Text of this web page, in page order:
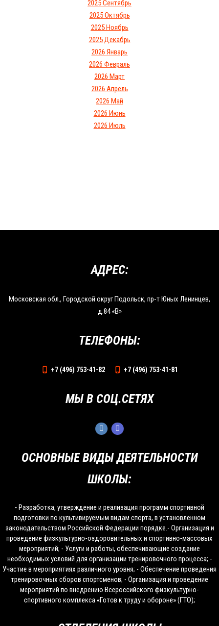
2025 Сентябрь
2025 Октябрь
2025 Ноябрь
2025 Декабрь
2026 Январь
2026 Февраль
2026 Март
2026 Апрель
2026 Май
2026 Июнь
2026 Июль
ОСНОВНЫЕ ВИДЫ ДЕЯТЕЛЬНОСТИ
ШКОЛЫ:
- Разработка, утверждение и реализация программ спортивной
подготовки по культивируемым видам спорта, в установленном
законодательством Российской Федерации порядке.- Организация и
проведение физкультурно-оздоровительных и спортивно-массовых
мероприятий; - Услуги и работы, обеспечивающие создание
необходимых условий для организации тренировочного процесса; -
Участие в мероприятиях различного уровня; - Обеспечение проведения
тренировочных сборов спортсменов; - Организация и проведение
мероприятий по внедрению Всероссийского физкультурно-
спортивного комплекса «Готов к труду и обороне» (ГТО);
АДРЕС:
Московская обл., Городской округ Подольск, пр-т Юных Ленинцев,
д.84 «В»
ТЕЛЕФОНЫ:
+7 (496) 753-41-82 +7 (496) 753-41-81
МЫ В СОЦ.СЕТЯХ